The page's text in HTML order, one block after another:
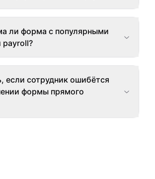
ли форма с популярными
payroll?
если сотрудник ошибётся
формы прямого